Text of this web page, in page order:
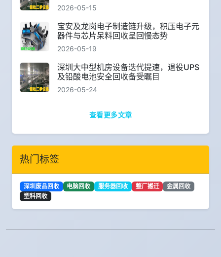
2026-05-15
宝安及龙岗电子制造链升级，积压电子元
器件与芯片呆料回收呈回慢态势
2026-05-19
深圳大中型机房设备迭代提速，退役UPS
及铅酸电池安全回收备受瞩目
2026-05-24
查看更多文章
热门标签
深圳废品回收 电脑回收 服务器回收 整厂搬迁
金属回收
塑料回收